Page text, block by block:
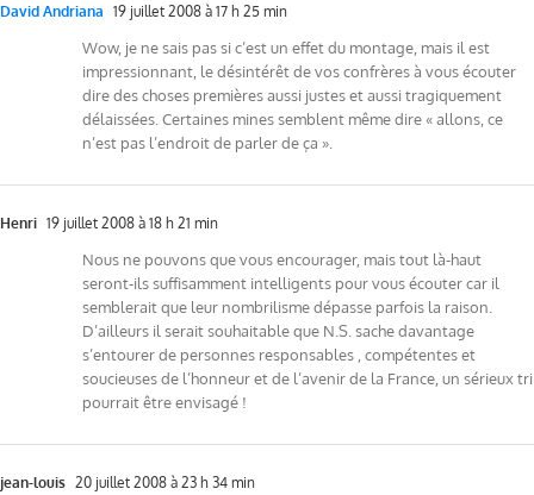
David Andriana 19 juillet 2008 à 17 h 25 min
Wow, je ne sais pas si c’est un effet du montage, mais il est
impressionnant, le désintérêt de vos confrères à vous écouter
dire des choses premières aussi justes et aussi tragiquement
délaissées. Certaines mines semblent même dire « allons, ce
n’est pas l’endroit de parler de ça ».
Henri 19 juillet 2008 à 18 h 21 min
Nous ne pouvons que vous encourager, mais tout là-haut
seront-ils suffisamment intelligents pour vous écouter car il
semblerait que leur nombrilisme dépasse parfois la raison.
D’ailleurs il serait souhaitable que N.S. sache davantage
s’entourer de personnes responsables , compétentes et
soucieuses de l’honneur et de l’avenir de la France, un sérieux tri
pourrait être envisagé !
jean-louis 20 juillet 2008 à 23 h 34 min